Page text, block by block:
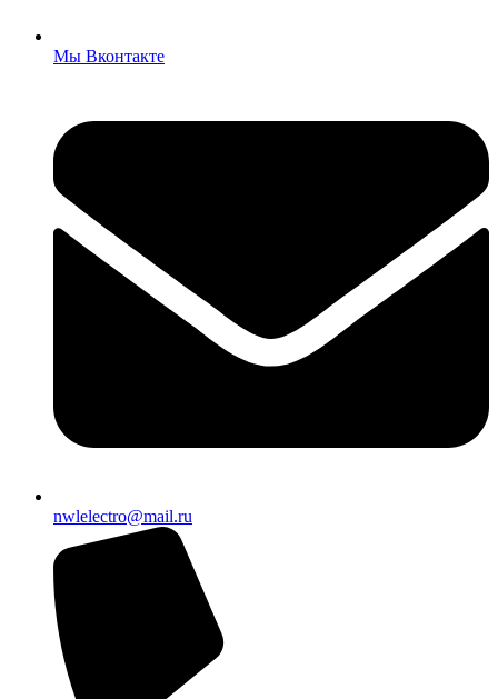
Мы Вконтакте
nwlelectro@mail.ru